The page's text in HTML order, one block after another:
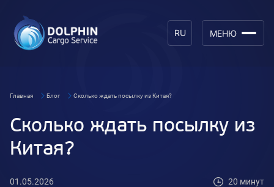
RU МЕНЮ
Главная Блог Сколько ждать посылку из Китая?
Сколько ждать посылку из
Китая?
01.05.2026 20 минут